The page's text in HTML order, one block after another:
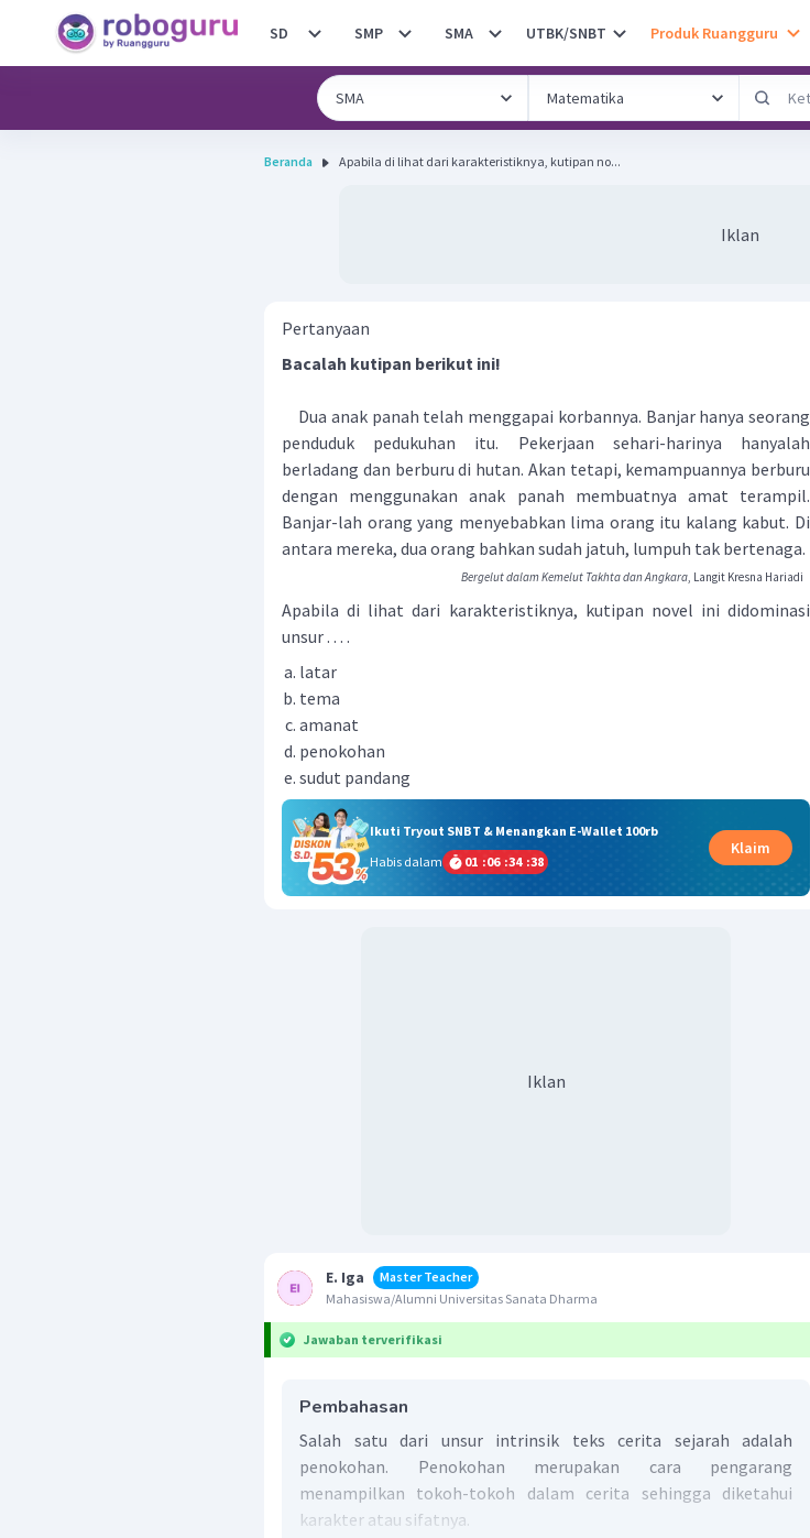
SD SMP SMA UTBK/SNBT Produk Ruangguru
Beranda Apabila di lihat dari karakteristiknya, kutipan no...
Iklan
Pertanyaan
Bacalah kutipan berikut ini!
Dua anak panah telah menggapai korban­nya. Banjar hanya seorang
penduduk pedukuhan itu. Pekerjaan sehari-harinya hanyalah
berladang dan berburu di hutan. Akan tetapi, kemampuannya berburu
dengan menggunakan anak panah membuatnya amat terampil.
Banjar-lah orang yang menyebabkan lima orang itu kalang kabut. Di
antara mereka, dua orang bahkan sudah jatuh, lumpuh tak bertenaga.
Bergelut dalam Kemelut Takhta dan Angkara, Langit Kresna Hariadi
Apabila di lihat dari karakteristiknya, kutipan novel ini didominasi
unsur . . . .
latar
tema
amanat
penokohan
sudut pandang
Ikuti Tryout SNBT & Menangkan E-Wallet 100rb
Habis dalam
01 :06 :34 :37
Klaim
Iklan
E. Iga
Master Teacher
Mahasiswa/Alumni Universitas Sanata Dharma
Jawaban terverifikasi
Pembahasan
Salah satu dari unsur intrinsik teks cerita sejarah adalah
penokohan. Penokohan merupakan cara pengarang
menampilkan tokoh-tokoh dalam cerita sehingga diketahui
karakter atau sifatnya.